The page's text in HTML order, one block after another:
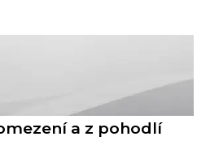
a z pohodlí